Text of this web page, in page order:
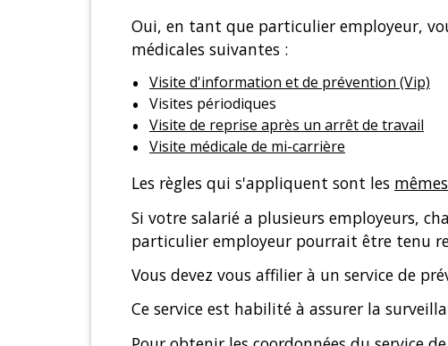
Oui, en tant que particulier employeur,
médicales suivantes :
Visite d'information et de prévention (Vip)
Visites périodiques
Visite de reprise après un arrêt de travail
Visite médicale de mi-carrière
Les règles qui s'appliquent sont les
Si votre salarié a plusieurs employeurs,
particulier employeur pourrait être tenu
Vous devez vous affilier à un service de
Ce service est habilité à assurer la